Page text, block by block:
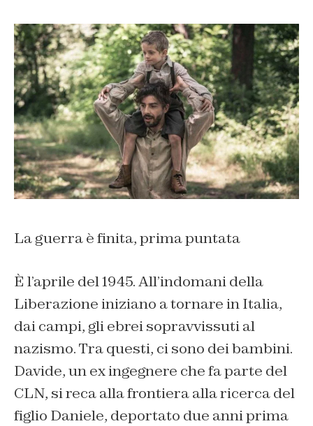
La guerra è finita, prima puntata
È l’aprile del 1945. All’indomani della
Liberazione iniziano a tornare in Italia,
dai campi, gli ebrei sopravvissuti al
nazismo. Tra questi, ci sono dei bambini.
Davide, un ex ingegnere che fa parte del
CLN, si reca alla frontiera alla ricerca del
figlio Daniele, deportato due anni prima